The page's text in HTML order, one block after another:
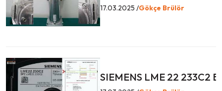
17.03.2025 /Gökçe Brülör
SIEMENS LME 22 233C2